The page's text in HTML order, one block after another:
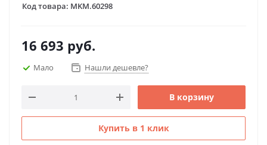
Код товара: MKM.60298
16 693 руб.
Мало Нашли дешевле?
В корзину
Купить в 1 клик